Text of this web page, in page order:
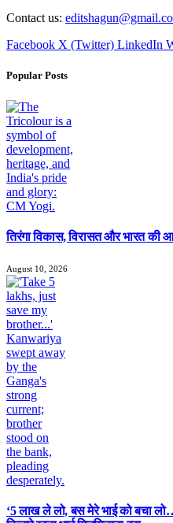
Contact us:
Facebook X (Twitter) LinkedIn
Popular Posts
तिरंगा विकास, विरासत और भारत की
August 10, 2026
‘5 लाख ले लो, बस मेरे भाई को बचा